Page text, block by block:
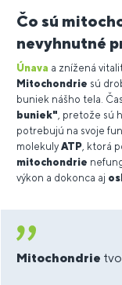
Čo sú
nevyhnutné
Únava a znížená
Mitochondrie sú
buniek nášho tela.
buniek", pretože sú
potrebujú na svoje
molekuly ATP, ktorá
mitochondrie
výkon a dokonca aj
Mitochondrie